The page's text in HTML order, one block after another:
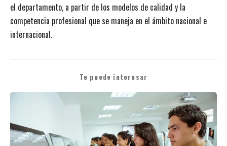
el departamento, a partir de los modelos de calidad y la
competencia profesional que se maneja en el ámbito nacional e
internacional.
Te puede interesar